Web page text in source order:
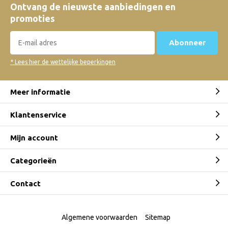
Ontvang de nieuwste aanbiedingen en
promoties
Abonneer
* Lees hier de wettelijke beperkingen
Meer informatie
Klantenservice
Mijn account
Categorieën
Contact
Algemene voorwaarden Sitemap